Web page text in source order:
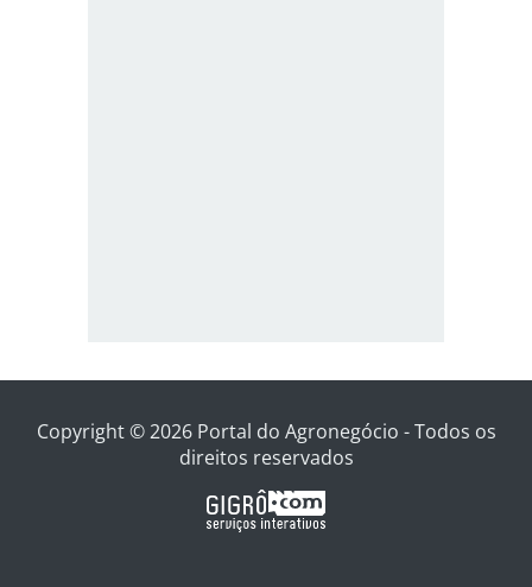
Copyright © 2026 Portal do Agronegócio - Todos os
direitos reservados